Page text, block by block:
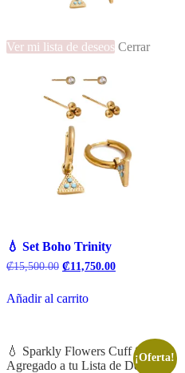
Ver mi lista de deseos Cerrar
💧 Set Boho Trinity
₡15,500.00 El
era:
₡11,750.00El
Añadir al carrito
💧 Sparkly Flowers Cuff Studs
Agregado a tu Lista de Deseos
¡Oferta!